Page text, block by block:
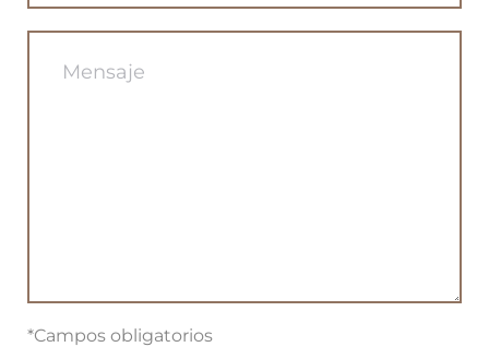
*Campos obligatorios